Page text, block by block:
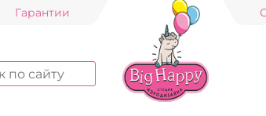
Гарантии